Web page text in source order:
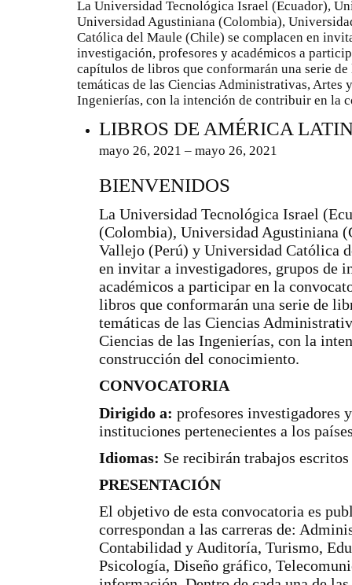
La Universidad Tecnológica Israel (Ecuador),
Universidad Agustiniana (Colombia),
Católica del Maule (Chile) se complacen en
investigación, profesores y académicos a
capítulos de libros que conformarán una serie
temáticas de las Ciencias Administrativas, Artes
Ingenierías, con la intención de contribuir en la
LIBROS DE AMÉRICA
mayo 26, 2021 – mayo 26, 2021
BIENVENIDOS
La Universidad Tecnológica Israel
(Colombia), Universidad Agustiniana
Vallejo (Perú) y Universidad Católica
en invitar a investigadores, grupos de
académicos a participar en la
libros que conformarán una serie de
temáticas de las Ciencias
Ciencias de las Ingenierías, con la
construcción del conocimiento.
CONVOCATORIA
Dirigido a: profesores investigadores
instituciones pertenecientes a los
Idiomas: Se recibirán trabajos escritos
PRESENTACIÓN
El objetivo de esta convocatoria es
correspondan a las carreras de:
Contabilidad y Auditoría, Turismo,
Psicología, Diseño gráfico,